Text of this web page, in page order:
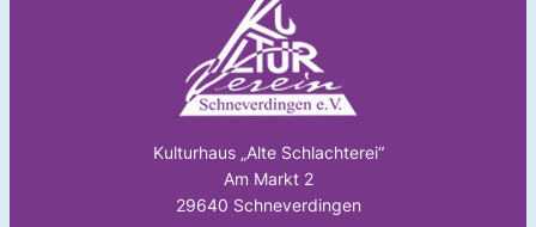
Kulturhaus „Alte Schlachterei“
Am Markt 2
29640 Schneverdingen